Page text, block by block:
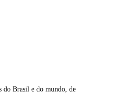
do Brasil e do mundo, de